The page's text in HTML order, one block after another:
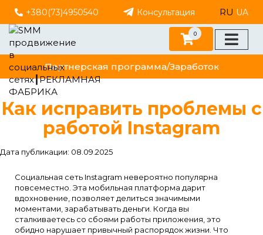
+380(73)4950540 Консультация RU UA
Партнерская программа/Заработок
0
Как исправить проблемы с
работой Instagram
Дата публикации: 08.09.2025
Социальная сеть Instagram невероятно популярна
повсеместно. Эта мобильная платформа дарит
вдохновение, позволяет делиться значимыми
моментами, зарабатывать деньги. Когда вы
сталкиваетесь со сбоями работы приложения, это
обидно нарушает привычный распорядок жизни. Что